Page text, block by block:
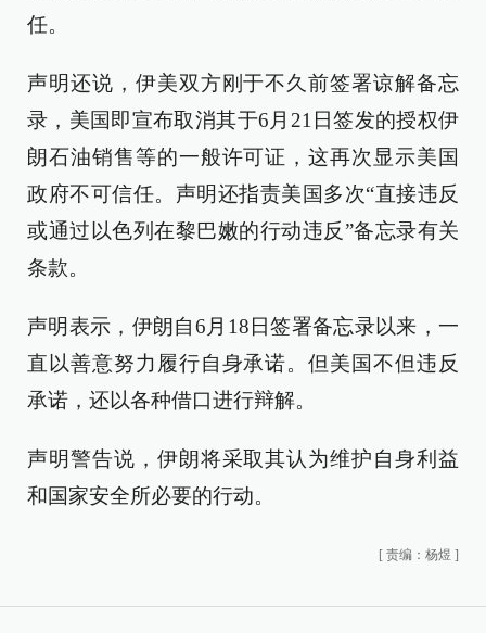
任。
声明还说，伊美双方刚于不久前签署谅解备忘
录，美国即宣布取消其于6月21日签发的授权伊
朗石油销售等的一般许可证，这再次显示美国
政府不可信任。声明还指责美国多次“直接违反
或通过以色列在黎巴嫩的行动违反”备忘录有关
条款。
声明表示，伊朗自6月18日签署备忘录以来，一
直以善意努力履行自身承诺。但美国不但违反
承诺，还以各种借口进行辩解。
声明警告说，伊朗将采取其认为维护自身利益
和国家安全所必要的行动。
[ 责编：杨煜 ]